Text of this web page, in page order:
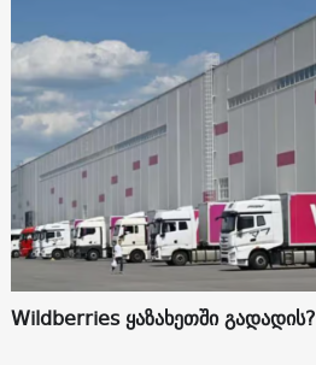
Wildberries ყაზახეთში გადადის?